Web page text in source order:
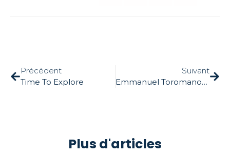
Précédent
Time To Explore
Suivant
Emmanuel Toromanof comme deuxième invité
Plus d'articles